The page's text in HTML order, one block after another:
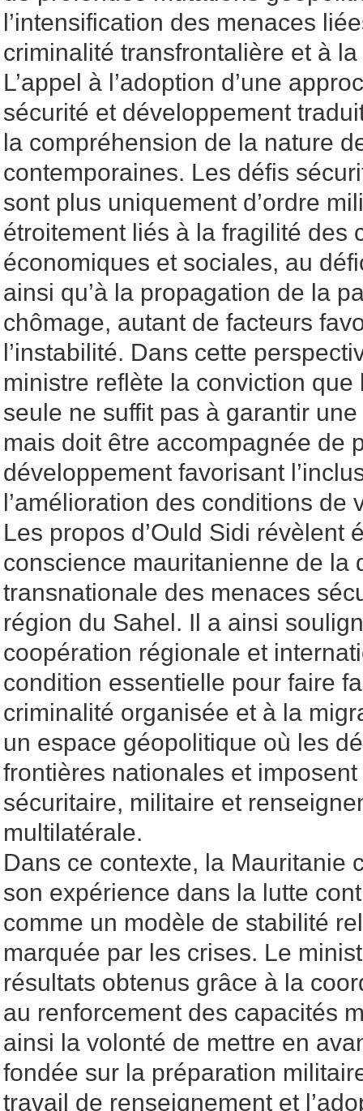
l’intensification des menaces
criminalité transfrontalière et à
L’appel à l’adoption d’une
sécurité et développement
la compréhension de la nature
contemporaines. Les défis
sont plus uniquement d’ordre
étroitement liés à la fragilité des
économiques et sociales, au
ainsi qu’à la propagation de la
chômage, autant de facteurs
l’instabilité. Dans cette
ministre reflète la conviction
seule ne suffit pas à garantir
mais doit être accompagnée de
développement favorisant
l’amélioration des conditions de
Les propos d’Ould Sidi révèlent
conscience mauritanienne de la
transnationale des menaces
région du Sahel. Il a ainsi
coopération régionale et
condition essentielle pour faire
criminalité organisée et à la
un espace géopolitique où les
frontières nationales et
sécuritaire, militaire et
multilatérale.
Dans ce contexte, la Mauritanie
son expérience dans la lutte
comme un modèle de stabilité
marquée par les crises. Le
résultats obtenus grâce à la
au renforcement des capacités
ainsi la volonté de mettre en
fondée sur la préparation
travail de renseignement et